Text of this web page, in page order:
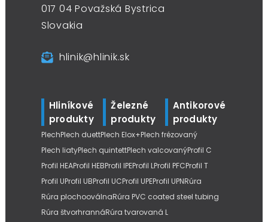
017 04 Považská Bystrica
Slovakia
hlinik@hlinik.sk
Hliníkové
produkty
Železné
produkty
Antikorové
produkty
PlechPlech duettPlech Elox+Plech frézovaný
Plech liatyPlech quintettPlech valcovanýProfil C
Profil HEAProfil HEBProfil IPEProfil LProfil PFCProfil T
Profil UProfil UBProfil UCProfil UPEProfil UPNRúra
Rúra plochooválnaRúra PVC coated steel tubing
Rúra štvorhrannáRúra tvarovaná L